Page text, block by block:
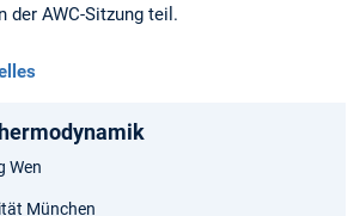
der AWC-Sitzung teil.
Wen
München